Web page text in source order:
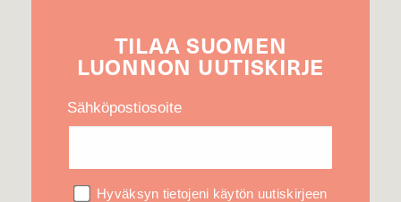
TILAA SUOMEN
LUONNON UUTIS­KIRJE
Sähköpostiosoite
Hyväksyn tietojeni käytön uutiskirjeen